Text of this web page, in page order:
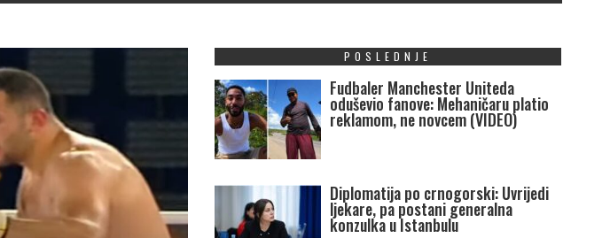
POSLEDNJE
Fudbaler Manchester Uniteda
oduševio fanove: Mehaničaru platio
reklamom, ne novcem (VIDEO)
Diplomatija po crnogorski: Uvrijedi
ljekare, pa postani generalna
konzulka u Istanbulu